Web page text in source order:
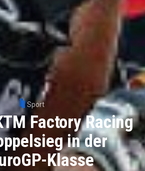
Sport
Factory Racing
in der
Klasse